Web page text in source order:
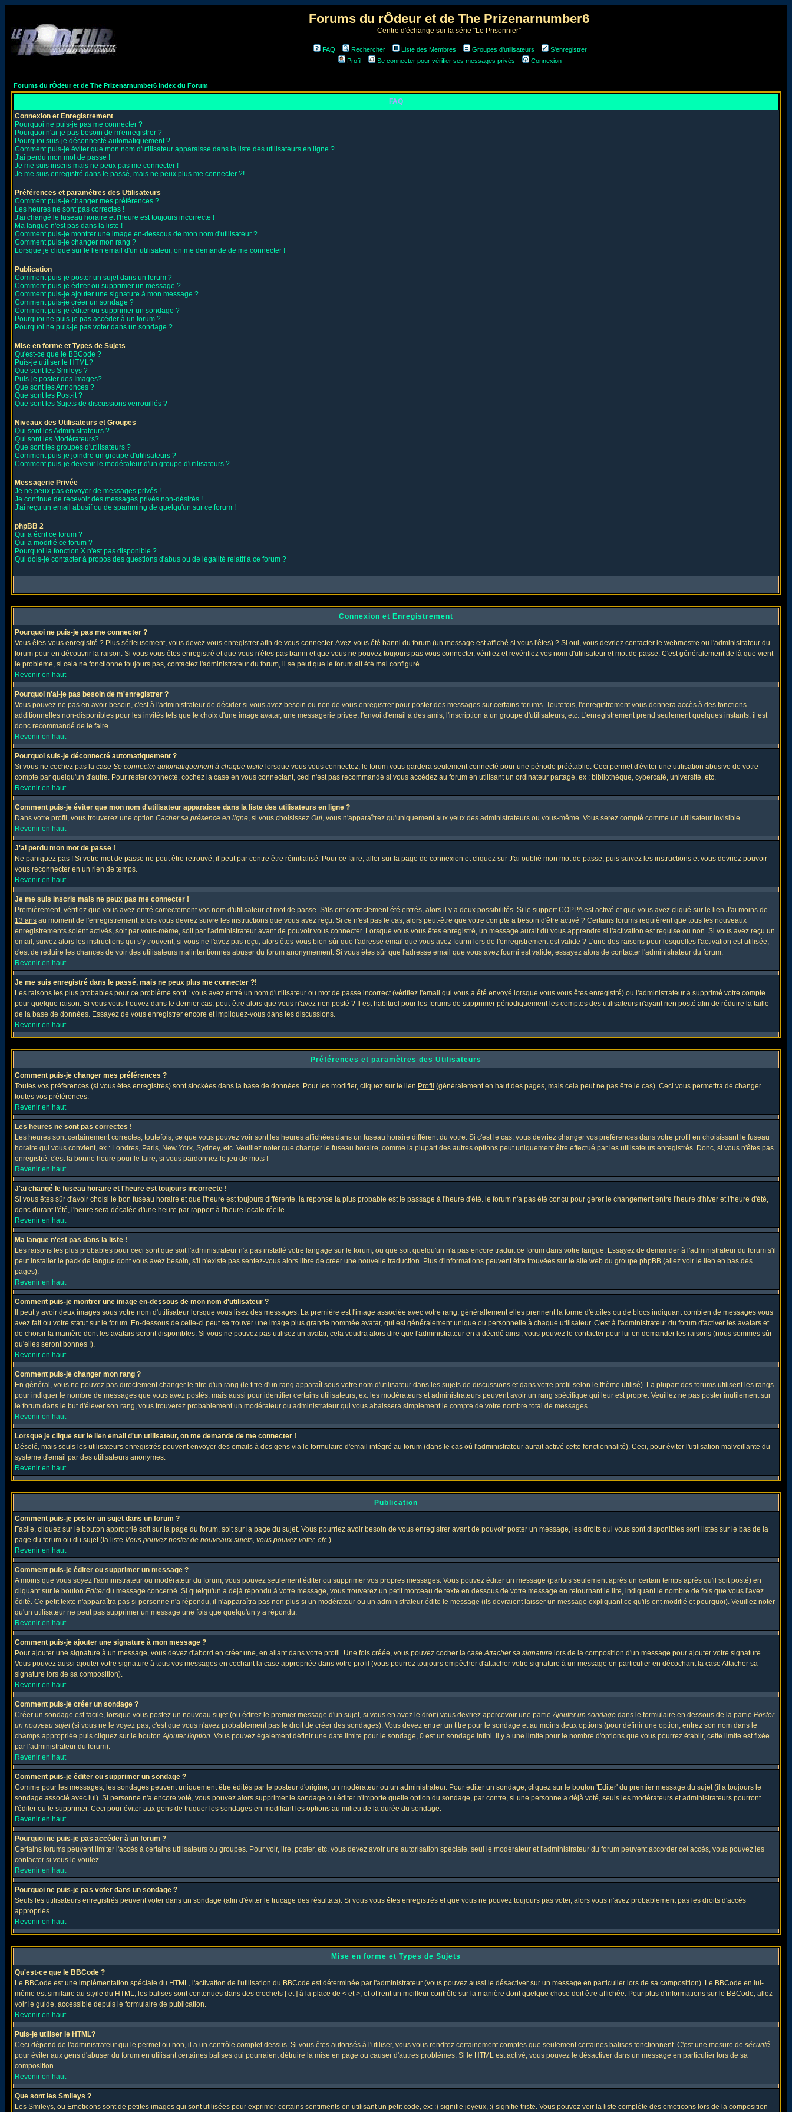
Forums du rÔdeur et de The Prizenarnumber6
Centre d'échange sur la série "Le Prisonnier"
FAQ Rechercher Liste des Membres Groupes d'utilisateurs
S'enregistrer
Profil
Se connecter pour vérifier ses messages privés Connexion
Forums du rÔdeur et de The Prizenarnumber6 Index du Forum
FAQ
Connexion et Enregistrement
Pourquoi ne puis-je pas me connecter ?
Pourquoi n'ai-je pas besoin de m'enregistrer ?
Pourquoi suis-je déconnecté automatiquement ?
Comment puis-je éviter que mon nom d'utilisateur apparaisse dans la liste des utilisateurs en ligne ?
J'ai perdu mon mot de passe !
Je me suis inscris mais ne peux pas me connecter !
Je me suis enregistré dans le passé, mais ne peux plus me connecter ?!
Préférences et paramètres des Utilisateurs
Comment puis-je changer mes préférences ?
Les heures ne sont pas correctes !
J'ai changé le fuseau horaire et l'heure est toujours incorrecte !
Ma langue n'est pas dans la liste !
Comment puis-je montrer une image en-dessous de mon nom d'utilisateur ?
Comment puis-je changer mon rang ?
Lorsque je clique sur le lien email d'un utilisateur, on me demande de me connecter !
Publication
Comment puis-je poster un sujet dans un forum ?
Comment puis-je éditer ou supprimer un message ?
Comment puis-je ajouter une signature à mon message ?
Comment puis-je créer un sondage ?
Comment puis-je éditer ou supprimer un sondage ?
Pourquoi ne puis-je pas accéder à un forum ?
Pourquoi ne puis-je pas voter dans un sondage ?
Mise en forme et Types de Sujets
Qu'est-ce que le BBCode ?
Puis-je utiliser le HTML?
Que sont les Smileys ?
Puis-je poster des Images?
Que sont les Annonces ?
Que sont les Post-it ?
Que sont les Sujets de discussions verrouillés ?
Niveaux des Utilisateurs et Groupes
Qui sont les Administrateurs ?
Qui sont les Modérateurs?
Que sont les groupes d'utilisateurs ?
Comment puis-je joindre un groupe d'utilisateurs ?
Comment puis-je devenir le modérateur d'un groupe d'utilisateurs ?
Messagerie Privée
Je ne peux pas envoyer de messages privés !
Je continue de recevoir des messages privés non-désirés !
J'ai reçu un email abusif ou de spamming de quelqu'un sur ce forum !
phpBB 2
Qui a écrit ce forum ?
Qui a modifié ce forum ?
Pourquoi la fonction X n'est pas disponible ?
Qui dois-je contacter à propos des questions d'abus ou de légalité relatif à ce forum ?
Connexion et Enregistrement
Pourquoi ne puis-je pas me connecter ?
Vous êtes-vous enregistré ? Plus sérieusement, vous devez vous enregistrer afin de vous connecter. Avez-vous été banni du forum (un message est affiché si vous l'êtes) ? Si oui, vous devriez contacter le webmestre ou l'administrateur du
forum pour en découvrir la raison. Si vous vous êtes enregistré et que vous n'êtes pas banni et que vous ne pouvez toujours pas vous connecter, vérifiez et revérifiez vos nom d'utilisateur et mot de passe. C'est généralement de là que vient
le problème, si cela ne fonctionne toujours pas, contactez l'administrateur du forum, il se peut que le forum ait été mal configuré.
Revenir en haut
Pourquoi n'ai-je pas besoin de m'enregistrer ?
Vous pouvez ne pas en avoir besoin, c'est à l'administrateur de décider si vous avez besoin ou non de vous enregistrer pour poster des messages sur certains forums. Toutefois, l'enregistrement vous donnera accès à des fonctions
additionnelles non-disponibles pour les invités tels que le choix d'une image avatar, une messagerie privée, l'envoi d'email à des amis, l'inscription à un groupe d'utilisateurs, etc. L'enregistrement prend seulement quelques instants, il est
donc recommandé de le faire.
Revenir en haut
Pourquoi suis-je déconnecté automatiquement ?
Si vous ne cochez pas la case Se connecter automatiquement à chaque visite lorsque vous vous connectez, le forum vous gardera seulement connecté pour une période préétablie. Ceci permet d'éviter une utilisation abusive de votre
compte par quelqu'un d'autre. Pour rester connecté, cochez la case en vous connectant, ceci n'est pas recommandé si vous accédez au forum en utilisant un ordinateur partagé, ex : bibliothèque, cybercafé, université, etc.
Revenir en haut
Comment puis-je éviter que mon nom d'utilisateur apparaisse dans la liste des utilisateurs en ligne ?
Dans votre profil, vous trouverez une option Cacher sa présence en ligne, si vous choisissez Oui, vous n'apparaîtrez qu'uniquement aux yeux des administrateurs ou vous-même. Vous serez compté comme un utilisateur invisible.
Revenir en haut
J'ai perdu mon mot de passe !
Ne paniquez pas ! Si votre mot de passe ne peut être retrouvé, il peut par contre être réinitialisé. Pour ce faire, aller sur la page de connexion et cliquez sur J'ai oublié mon mot de passe, puis suivez les instructions et vous devriez pouvoir
vous reconnecter en un rien de temps.
Revenir en haut
Je me suis inscris mais ne peux pas me connecter !
Premièrement, vérifiez que vous avez entré correctement vos nom d'utilisateur et mot de passe. S'ils ont correctement été entrés, alors il y a deux possibilités. Si le support COPPA est activé et que vous avez cliqué sur le lien J'ai moins de
13 ans au moment de l'enregistrement, alors vous devrez suivre les instructions que vous avez reçu. Si ce n'est pas le cas, alors peut-être que votre compte a besoin d'être activé ? Certains forums requièrent que tous les nouveaux
enregistrements soient activés, soit par vous-même, soit par l'administrateur avant de pouvoir vous connecter. Lorsque vous vous êtes enregistré, un message aurait dû vous apprendre si l'activation est requise ou non. Si vous avez reçu un
email, suivez alors les instructions qui s'y trouvent, si vous ne l'avez pas reçu, alors êtes-vous bien sûr que l'adresse email que vous avez fourni lors de l'enregistrement est valide ? L'une des raisons pour lesquelles l'activation est utilisée,
c'est de réduire les chances de voir des utilisateurs malintentionnés abuser du forum anonymement. Si vous êtes sûr que l'adresse email que vous avez fourni est valide, essayez alors de contacter l'administrateur du forum.
Revenir en haut
Je me suis enregistré dans le passé, mais ne peux plus me connecter ?!
Les raisons les plus probables pour ce problème sont : vous avez entré un nom d'utilisateur ou mot de passe incorrect (vérifiez l'email qui vous a été envoyé lorsque vous vous êtes enregistré) ou l'administrateur a supprimé votre compte
pour quelque raison. Si vous vous trouvez dans le dernier cas, peut-être alors que vous n'avez rien posté ? Il est habituel pour les forums de supprimer périodiquement les comptes des utilisateurs n'ayant rien posté afin de réduire la taille
de la base de données. Essayez de vous enregistrer encore et impliquez-vous dans les discussions.
Revenir en haut
Préférences et paramètres des Utilisateurs
Comment puis-je changer mes préférences ?
Toutes vos préférences (si vous êtes enregistrés) sont stockées dans la base de données. Pour les modifier, cliquez sur le lien Profil (généralement en haut des pages, mais cela peut ne pas être le cas). Ceci vous permettra de changer
toutes vos préférences.
Revenir en haut
Les heures ne sont pas correctes !
Les heures sont certainement correctes, toutefois, ce que vous pouvez voir sont les heures affichées dans un fuseau horaire différent du votre. Si c'est le cas, vous devriez changer vos préférences dans votre profil en choisissant le fuseau
horaire qui vous convient, ex : Londres, Paris, New York, Sydney, etc. Veuillez noter que changer le fuseau horaire, comme la plupart des autres options peut uniquement être effectué par les utilisateurs enregistrés. Donc, si vous n'êtes pas
enregistré, c'est la bonne heure pour le faire, si vous pardonnez le jeu de mots !
Revenir en haut
J'ai changé le fuseau horaire et l'heure est toujours incorrecte !
Si vous êtes sûr d'avoir choisi le bon fuseau horaire et que l'heure est toujours différente, la réponse la plus probable est le passage à l'heure d'été. le forum n'a pas été conçu pour gérer le changement entre l'heure d'hiver et l'heure d'été,
donc durant l'été, l'heure sera décalée d'une heure par rapport à l'heure locale réelle.
Revenir en haut
Ma langue n'est pas dans la liste !
Les raisons les plus probables pour ceci sont que soit l'administrateur n'a pas installé votre langage sur le forum, ou que soit quelqu'un n'a pas encore traduit ce forum dans votre langue. Essayez de demander à l'administrateur du forum s'il
peut installer le pack de langue dont vous avez besoin, s'il n'existe pas sentez-vous alors libre de créer une nouvelle traduction. Plus d'informations peuvent être trouvées sur le site web du groupe phpBB (allez voir le lien en bas des
pages).
Revenir en haut
Comment puis-je montrer une image en-dessous de mon nom d'utilisateur ?
Il peut y avoir deux images sous votre nom d'utilisateur lorsque vous lisez des messages. La première est l'image associée avec votre rang, générallement elles prennent la forme d'étoiles ou de blocs indiquant combien de messages vous
avez fait ou votre statut sur le forum. En-dessous de celle-ci peut se trouver une image plus grande nommée avatar, qui est généralement unique ou personnelle à chaque utilisateur. C'est à l'administrateur du forum d'activer les avatars et
de choisir la manière dont les avatars seront disponibles. Si vous ne pouvez pas utilisez un avatar, cela voudra alors dire que l'administrateur en a décidé ainsi, vous pouvez le contacter pour lui en demander les raisons (nous sommes sûr
qu'elles seront bonnes !).
Revenir en haut
Comment puis-je changer mon rang ?
En général, vous ne pouvez pas directement changer le titre d'un rang (le titre d'un rang apparaît sous votre nom d'utilisateur dans les sujets de discussions et dans votre profil selon le thème utilisé). La plupart des forums utilisent les rangs
pour indiquer le nombre de messages que vous avez postés, mais aussi pour identifier certains utilisateurs, ex: les modérateurs et administrateurs peuvent avoir un rang spécifique qui leur est propre. Veuillez ne pas poster inutilement sur
le forum dans le but d'élever son rang, vous trouverez probablement un modérateur ou administrateur qui vous abaissera simplement le compte de votre nombre total de messages.
Revenir en haut
Lorsque je clique sur le lien email d'un utilisateur, on me demande de me connecter !
Désolé, mais seuls les utilisateurs enregistrés peuvent envoyer des emails à des gens via le formulaire d'email intégré au forum (dans le cas où l'administrateur aurait activé cette fonctionnalité). Ceci, pour éviter l'utilisation malveillante du
système d'email par des utilisateurs anonymes.
Revenir en haut
Publication
Comment puis-je poster un sujet dans un forum ?
Facile, cliquez sur le bouton approprié soit sur la page du forum, soit sur la page du sujet. Vous pourriez avoir besoin de vous enregistrer avant de pouvoir poster un message, les droits qui vous sont disponibles sont listés sur le bas de la
page du forum ou du sujet (la liste Vous pouvez poster de nouveaux sujets, vous pouvez voter, etc.)
Revenir en haut
Comment puis-je éditer ou supprimer un message ?
A moins que vous soyez l'administrateur ou modérateur du forum, vous pouvez seulement éditer ou supprimer vos propres messages. Vous pouvez éditer un message (parfois seulement après un certain temps après qu'il soit posté) en
cliquant sur le bouton Editerdu message concerné. Si quelqu'un a déjà répondu à votre message, vous trouverez un petit morceau de texte en dessous de votre message en retournant le lire, indiquant le nombre de fois que vous l'avez
édité. Ce petit texte n'apparaîtra pas si personne n'a répondu, il n'apparaîtra pas non plus si un modérateur ou un administrateur édite le message (ils devraient laisser un message expliquant ce qu'ils ont modifié et pourquoi). Veuillez noter
qu'un utilisateur ne peut pas supprimer un message une fois que quelqu'un y a répondu.
Revenir en haut
Comment puis-je ajouter une signature à mon message ?
Pour ajouter une signature à un message, vous devez d'abord en créer une, en allant dans votre profil. Une fois créée, vous pouvez cocher la caseAttacher sa signature lors de la composition d'un message pour ajouter votre signature.
Vous pouvez aussi ajouter votre signature à tous vos messages en cochant la case appropriée dans votre profil (vous pourrez toujours empêcher d'attacher votre signature à un message en particulier en décochant la case Attacher sa
signature lors de sa composition).
Revenir en haut
Comment puis-je créer un sondage ?
Créer un sondage est facile, lorsque vous postez un nouveau sujet (ou éditez le premier message d'un sujet, si vous en avez le droit) vous devriez apercevoir une partieAjouter un sondage dans le formulaire en dessous de la partie Poster
un nouveau sujet(si vous ne le voyez pas, c'est que vous n'avez probablement pas le droit de créer des sondages). Vous devez entrer un titre pour le sondage et au moins deux options (pour définir une option, entrez son nom dans le
champs appropriée puis cliquez sur le boutonAjouter l'option. Vous pouvez également définir une date limite pour le sondage, 0 est un sondage infini. Il y a une limite pour le nombre d'options que vous pourrez établir, cette limite est fixée
par l'administrateur du forum).
Revenir en haut
Comment puis-je éditer ou supprimer un sondage ?
Comme pour les messages, les sondages peuvent uniquement être édités par le posteur d'origine, un modérateur ou un administrateur. Pour éditer un sondage, cliquez sur le bouton 'Editer' du premier message du sujet (il a toujours le
sondage associé avec lui). Si personne n'a encore voté, vous pouvez alors supprimer le sondage ou éditer n'importe quelle option du sondage, par contre, si une personne a déjà voté, seuls les modérateurs et administrateurs pourront
l'éditer ou le supprimer. Ceci pour éviter aux gens de truquer les sondages en modifiant les options au milieu de la durée du sondage.
Revenir en haut
Pourquoi ne puis-je pas accéder à un forum ?
Certains forums peuvent limiter l'accès à certains utilisateurs ou groupes. Pour voir, lire, poster, etc. vous devez avoir une autorisation spéciale, seul le modérateur et l'administrateur du forum peuvent accorder cet accès, vous pouvez les
contacter si vous le voulez.
Revenir en haut
Pourquoi ne puis-je pas voter dans un sondage ?
Seuls les utilisateurs enregistrés peuvent voter dans un sondage (afin d'éviter le trucage des résultats). Si vous vous êtes enregistrés et que vous ne pouvez toujours pas voter, alors vous n'avez probablement pas les droits d'accès
appropriés.
Revenir en haut
Mise en forme et Types de Sujets
Qu'est-ce que le BBCode ?
Le BBCode est une implémentation spéciale du HTML, l'activation de l'utilisation du BBCode est déterminée par l'administrateur (vous pouvez aussi le désactiver sur un message en particulier lors de sa composition). Le BBCode en lui-
même est similaire au styile du HTML, les balises sont contenues dans des crochets [ et ] à la place de < et >, et offrent un meilleur contrôle sur la manière dont quelque chose doit être affichée. Pour plus d'informations sur le BBCode, allez
voir le guide, accessible depuis le formulaire de publication.
Revenir en haut
Puis-je utiliser le HTML?
Ceci dépend de l'administrateur qui le permet ou non, il a un contrôle complet dessus. Si vous êtes autorisés à l'utiliser, vous vous rendrez certainement comptes que seulement certaines balises fonctionnent. C'est une mesure de sécurité
pour éviter aux gens d'abuser du forum en utilisant certaines balises qui pourraient détruire la mise en page ou causer d'autres problèmes. Si le HTML est activé, vous pouvez le désactiver dans un message en particulier lors de sa
composition.
Revenir en haut
Que sont les Smileys ?
Les Smileys, ou Emoticons sont de petites images qui sont utilisées pour exprimer certains sentiments en utilisant un petit code, ex: :) signifie joyeux, :( signifie triste. Vous pouvez voir la liste complète des emoticons lors de la composition